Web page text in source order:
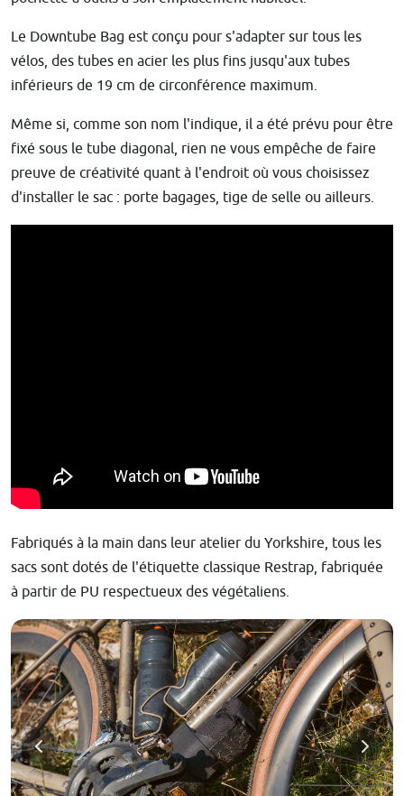
Le Downtube Bag est conçu pour s'adapter sur tous les
vélos, des tubes en acier les plus fins jusqu'aux tubes
inférieurs de 19 cm de circonférence maximum.
Même si, comme son nom l'indique, il a été prévu pour être
fixé sous le tube diagonal, rien ne vous empêche de faire
preuve de créativité quant à l'endroit où vous choisissez
d'installer le sac : porte bagages, tige de selle ou ailleurs.
Fabriqués à la main dans leur atelier du Yorkshire, tous les
sacs sont dotés de l'étiquette classique Restrap, fabriquée
à partir de PU respectueux des végétaliens.